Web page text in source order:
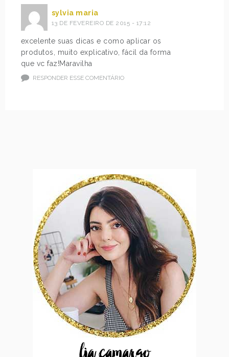
sylvia maria
13 DE FEVEREIRO DE 2015 - 17:12
excelente suas dicas e como aplicar os
produtos, muito explicativo, fácil da forma
que vc faz!Maravilha
RESPONDER ESSE COMENTÁRIO